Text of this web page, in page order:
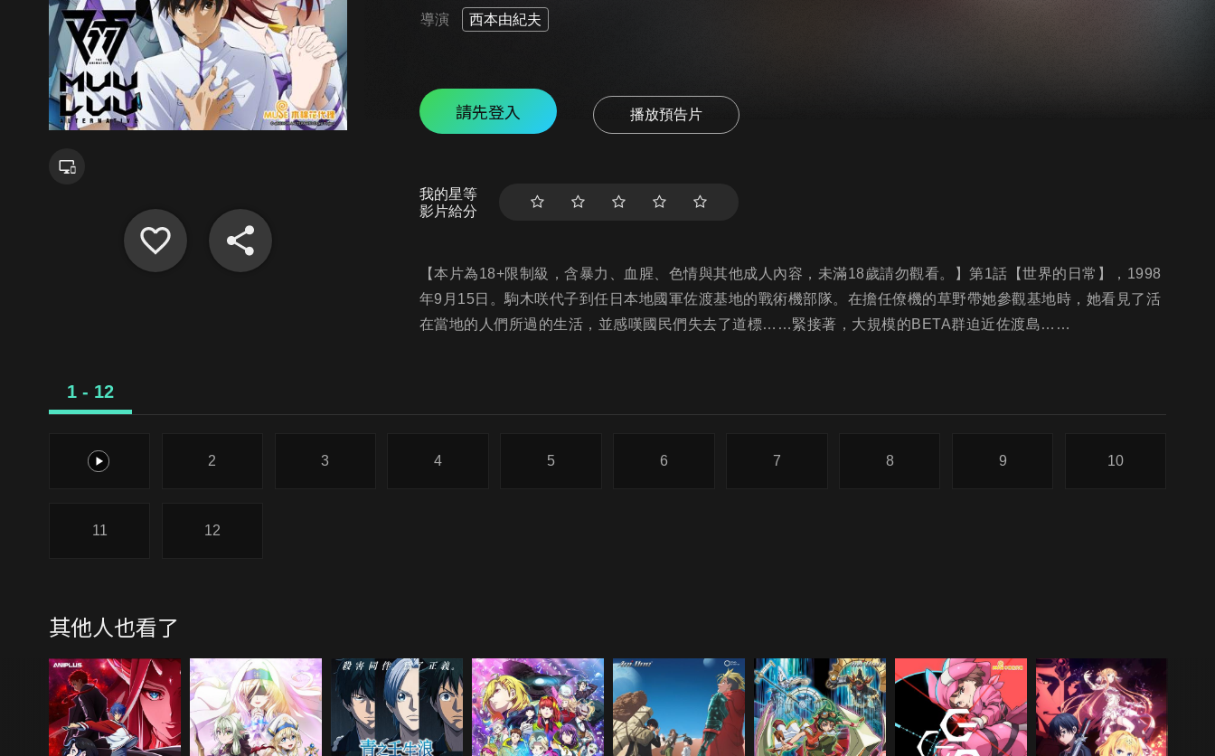
導演 西本由紀夫
請先登入 播放預告片
我的星等
影片給分
【本片為18+限制級，含暴力、血腥、色情與其他成人內容，未滿18歲請勿觀看。】第1話【世界的日常】，1998
年9月15日。駒木咲代子到任日本地國軍佐渡基地的戰術機部隊。在擔任僚機的草野帶她參觀基地時，她看見了活
在當地的人們所過的生活，並感嘆國民們失去了道標……緊接著，大規模的BETA群迫近佐渡島……
1 - 12
1 2 3 4 5 6 7 8 9 10
11 12
其他人也看了